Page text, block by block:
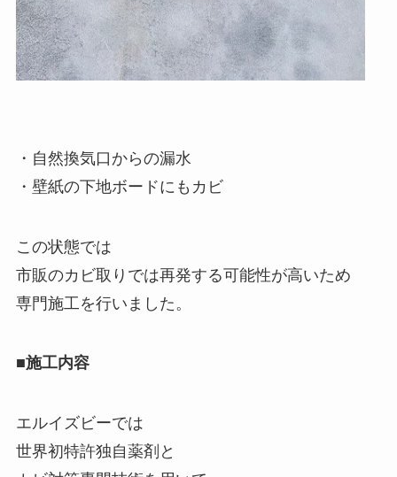
・自然換気口からの漏水
・壁紙の下地ボードにもカビ
この状態では
市販のカビ取りでは再発する可能性が高いため
専門施工を行いました。
■施工内容
エルイズビーでは
世界初特許独自薬剤と